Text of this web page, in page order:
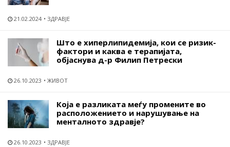
21.02.2024 ЗДРАВЈЕ
Што е хиперлипидемија, кои се ризик-
фактори и каква е терапијата,
објаснува д-р Филип Петрески
26.10.2023 ЖИВОТ
Која е разликата меѓу промените во
расположението и нарушување на
менталното здравје?
26.10.2023 ЗДРАВЈЕ